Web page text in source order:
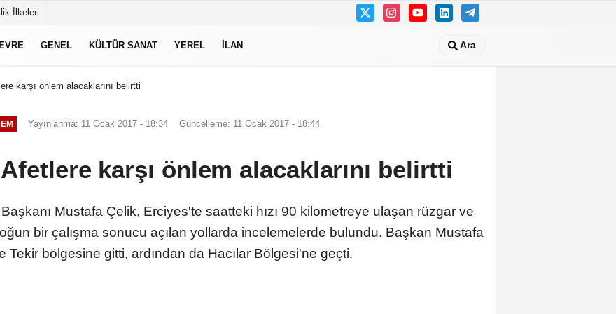
İlkeleri
GENEL KÜLTÜR SANAT YEREL İLAN Ara
karşı önlem alacaklarını belirtti
Yayınlanma: 11 Ocak 2017 - 18:34 Güncelleme: 11 Ocak 2017 - 18:44
karşı önlem alacaklarını belirtti
Mustafa Çelik, Erciyes'te saatteki hızı 90 kilometreye ulaşan rüzgar ve
bir çalışma sonucu açılan yollarda incelemelerde bulundu. Başkan Mustafa
Tekir bölgesine gitti, ardından da Hacılar Bölgesi'ne geçti.